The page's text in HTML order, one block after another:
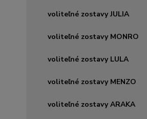
voliteľné zostavy JULIA
voliteľné zostavy MONRO
voliteľné zostavy LULA
voliteľné zostavy MENZO
voliteľné zostavy ARAKA